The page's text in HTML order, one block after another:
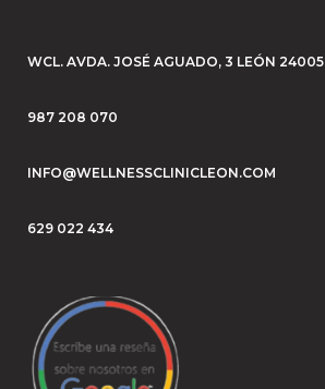
WCL. AVDA. JOSÉ AGUADO, 3 LEÓN 24005
987 208 070
INFO@WELLNESSCLINICLEON.COM
629 022 434